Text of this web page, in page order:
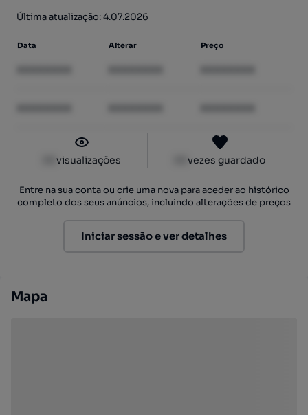
Última atualização: 4.07.2026
Data Alterar Preço
visualizações vezes guardado
Entre na sua conta ou crie uma nova para aceder ao histórico
completo dos seus anúncios, incluindo alterações de preços
Iniciar sessão e ver detalhes
Mapa